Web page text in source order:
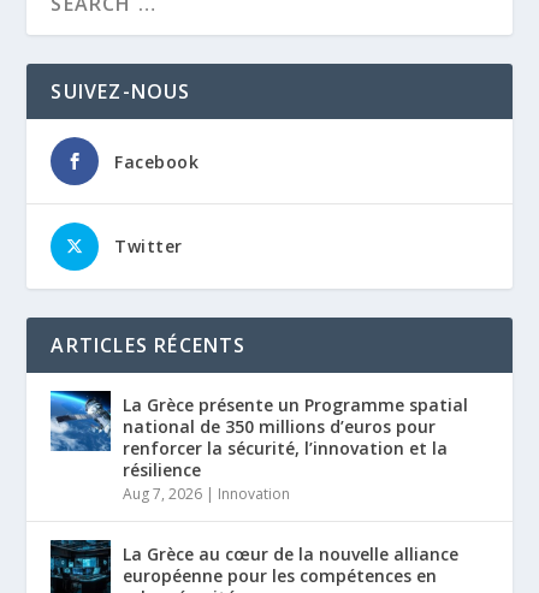
SUIVEZ-NOUS
Facebook
Twitter
ARTICLES RÉCENTS
La Grèce présente un Programme spatial
national de 350 millions d’euros pour
renforcer la sécurité, l’innovation et la
résilience
Aug 7, 2026 | Innovation
La Grèce au cœur de la nouvelle alliance
européenne pour les compétences en